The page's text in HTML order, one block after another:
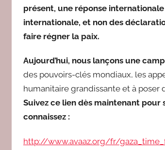
présent, une réponse
internationale, et non des
faire régner la paix.
Aujourd’hui, nous lançons une
des pouvoirs-clés mondiaux, les
humanitaire grandissante et à poser
Suivez ce lien dès maintenant
connaissez :
http://www.avaaz.org/fr/